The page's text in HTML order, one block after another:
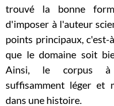
trouvé la bonne
d'imposer à l'auteur
points principaux,
que le domaine soit
Ainsi, le corpus à
suffisamment léger et
dans une histoire.